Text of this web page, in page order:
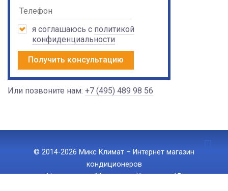
я соглашаюсь с политикой
конфиденциальности
Получить консультацию
Или позвоните нам: +7 (495) 489 98 56
© 2014-2026 Микс Климат – Интернет магазин
кондиционеров
Наш адрес: г. Москва, ул. Ижорская 15